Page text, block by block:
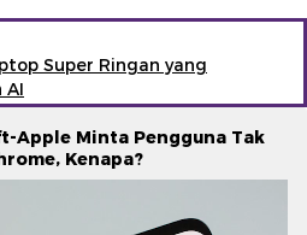
Super Ringan yang
AI
Apple Minta Pengguna Tak
Kenapa?